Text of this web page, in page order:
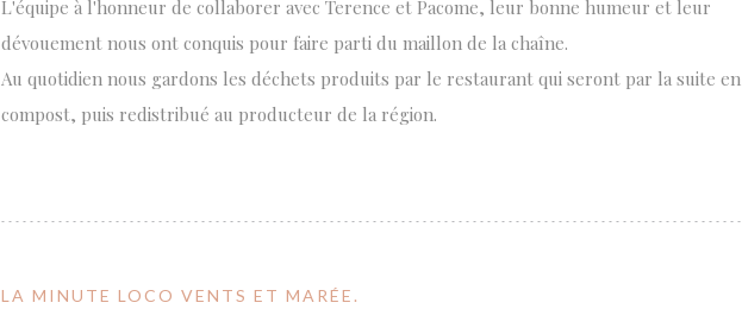
L'équipe à l'honneur de collaborer avec Terence et Pacome, leur bonne humeur et leur
dévouement nous ont conquis pour faire parti du maillon de la chaîne.
Au quotidien nous gardons les déchets produits par le restaurant qui seront par la suite en
compost, puis redistribué au producteur de la région.
LA MINUTE LOCO VENTS ET MARÉE.